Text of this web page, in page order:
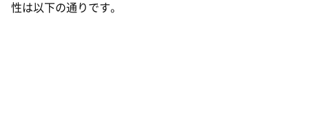
性は以下の通りです。